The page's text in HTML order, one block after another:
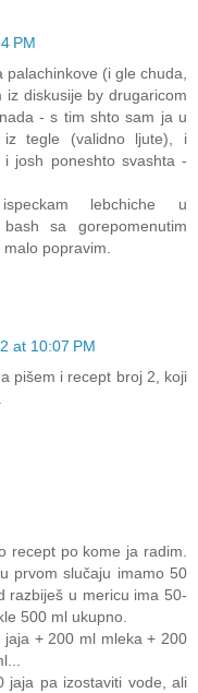
PM
(i gle chuda,
diskusije by drugaricom
- s tim shto sam ja u
iz tegle (validno ljute), i
josh poneshto svashta -
lebchiche u
sa gorepomenutim
popravim.
at 10:07 PM
pišem i recept broj 2, koji
recept po kome ja radim.
prvom slučaju imamo 50
razbiješ u mericu ima 50-
500 ml ukupno.
+ 200 ml mleka + 200
jaja pa izostaviti vode, ali